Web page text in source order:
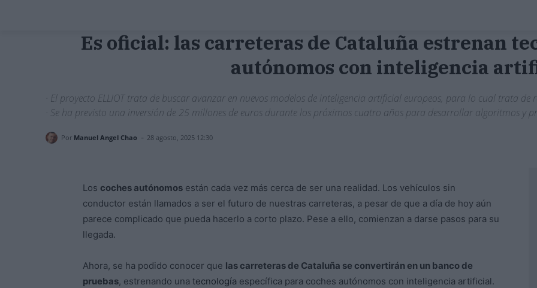
Es oficial: las carreteras de Cataluña estrenan
autónomos con inteligencia
· El proyecto ELLIOT trata de buscar avanzar en nuevos modelos de inteligencia artificial europeos, para lo cual trata de
· Se ha previsto una inversión de 25 millones de euros durante los próximos cuatro años para desarrollar algoritmos y
Por Manuel Angel Chao - 28 agosto, 2025 12:30
Los coches autónomos están cada vez más cerca de ser una realidad. Los vehículos sin
conductor están llamados a ser el futuro de nuestras carreteras, a pesar de que a día de hoy aún
parece complicado que pueda hacerlo a corto plazo. Pese a ello, comienzan a darse pasos para su
llegada.
Ahora, se ha podido conocer que las carreteras de Cataluña se convertirán en un banco de
pruebas, estrenando una tecnología específica para coches autónomos con inteligencia artificial.